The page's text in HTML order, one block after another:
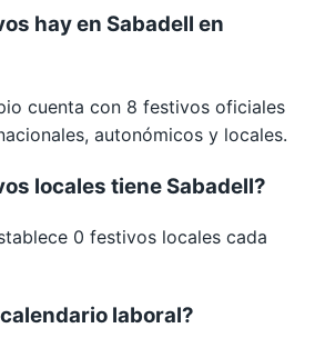
hay en Sabadell en
cuenta con 8 festivos oficiales
autonómicos y locales.
locales tiene Sabadell?
0 festivos locales cada
laboral?